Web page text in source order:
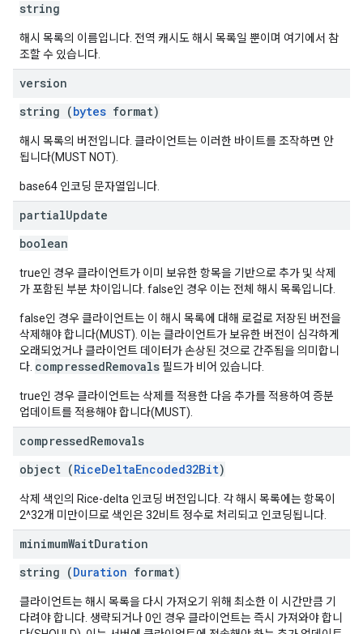
string
해시 목록의 이름입니다. 전역 캐시도 해시 목록일 뿐이며 여기에서 참
조할 수 있습니다.
version
string (bytes format)
해시 목록의 버전입니다. 클라이언트는 이러한 바이트를 조작하면 안
됩니다(MUST NOT).
base64 인코딩 문자열입니다.
partialUpdate
boolean
true인 경우 클라이언트가 이미 보유한 항목을 기반으로 추가 및 삭제
가 포함된 부분 차이입니다. false인 경우 이는 전체 해시 목록입니다.
false인 경우 클라이언트는 이 해시 목록에 대해 로컬로 저장된 버전을
삭제해야 합니다(MUST). 이는 클라이언트가 보유한 버전이 심각하게
오래되었거나 클라이언트 데이터가 손상된 것으로 간주됨을 의미합니
다. compressedRemovals 필드가 비어 있습니다.
true인 경우 클라이언트는 삭제를 적용한 다음 추가를 적용하여 증분
업데이트를 적용해야 합니다(MUST).
compressedRemovals
object (RiceDeltaEncoded32Bit)
삭제 색인의 Rice-delta 인코딩 버전입니다. 각 해시 목록에는 항목이
2^32개 미만이므로 색인은 32비트 정수로 처리되고 인코딩됩니다.
minimumWaitDuration
string (Duration format)
클라이언트는 해시 목록을 다시 가져오기 위해 최소한 이 시간만큼 기
다려야 합니다. 생략되거나 0인 경우 클라이언트는 즉시 가져와야 합니